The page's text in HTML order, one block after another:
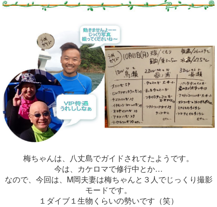
梅ちゃんは、八丈島でガイドされてたようです。
今は、カケロマで修行中とか…
なので、今回は、M岡夫妻は梅ちゃんと３人でじっくり撮影
モードです。
１ダイブ１生物くらいの勢いです（笑）